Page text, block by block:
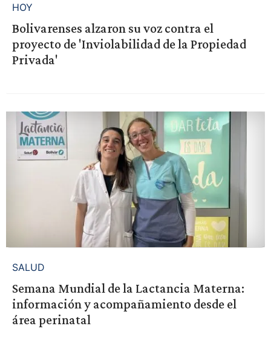
HOY
Bolivarenses alzaron su voz contra el
proyecto de 'Inviolabilidad de la Propiedad
Privada'
SALUD
Semana Mundial de la Lactancia Materna:
información y acompañamiento desde el
área perinatal